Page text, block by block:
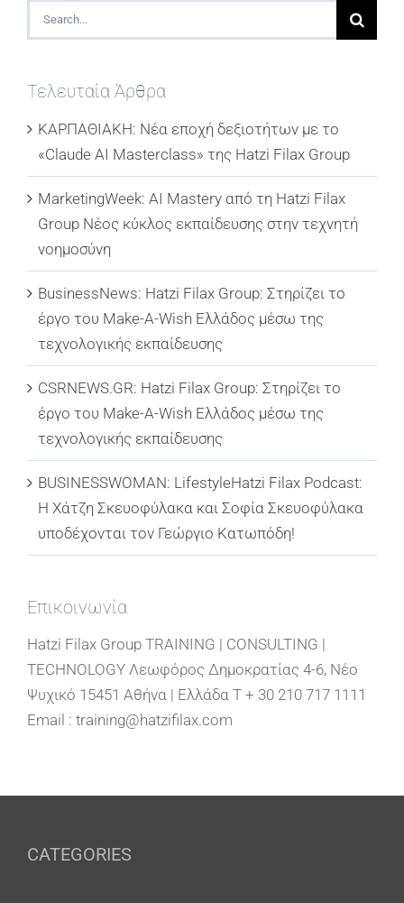
Search
for:
Τελευταία Άρθρα
ΚΑΡΠΑΘΙΑΚΗ: Νέα εποχή δεξιοτήτων με το
«Claude AI Masterclass» της Hatzi Filax Group
MarketingWeek: AI Mastery από τη Hatzi Filax
Group Νέος κύκλος εκπαίδευσης στην τεχνητή
νοημοσύνη
BusinessNews: Hatzi Filax Group: Στηρίζει το
έργο του Make-A-Wish Ελλάδος μέσω της
τεχνολογικής εκπαίδευσης
CSRNEWS.GR: Hatzi Filax Group: Στηρίζει το
έργο του Make-A-Wish Ελλάδος μέσω της
τεχνολογικής εκπαίδευσης
BUSINESSWOMAN: LifestyleHatzi Filax Podcast:
Η Χάτζη Σκευοφύλακα και Σοφία Σκευοφύλακα
υποδέχονται τον Γεώργιο Κατωπόδη!
Επικοινωνία
Hatzi Filax Group TRAINING | CONSULTING |
TECHNOLOGY Λεωφόρος Δημοκρατίας 4-6, Νέο
Ψυχικό 15451 Αθήνα | Ελλάδα T + 30 210 717 1111
Email : training@hatzifilax.com
CATEGORIES